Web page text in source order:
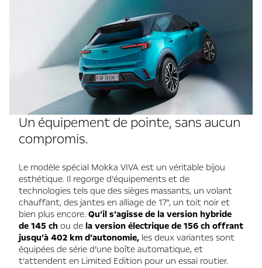
Un équipement de pointe, sans aucun
compromis.
Le modèle spécial Mokka VIVA est un véritable bijou
esthétique. Il regorge d’équipements et de
technologies tels que des sièges massants, un volant
chauffant, des jantes en alliage de 17", un toit noir et
bien plus encore. Qu’il s’agisse de la version hybride
de 145 ch ou de la version électrique de 156 ch offrant
jusqu’à 402 km d’autonomie, les deux variantes sont
équipées de série d’une boîte automatique, et
t’attendent en Limited Edition pour un essai routier.